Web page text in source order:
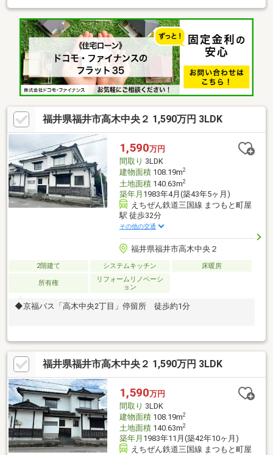
す！◇空き家バンク登録物件です◇内覧予約受付中！ぜひお問い
合わせください！
福井県福井市高木中央２ 1,590万円 3LDK
1,590万円
間取り 3LDK
建物面積108.19m2
土地面積140.63m2
築年月 1983年4月(築43年5ヶ月)
えちぜん鉄道三国線 まつもと町屋
駅 徒歩32分
その他の交通
福井県福井市高木中央２
2階建て システムキッチン 床暖房
所有権
リフォームリノベーシ
ョン
◆京福バス「高木中央2丁目」停留所 徒歩約1分
福井県福井市高木中央２ 1,590万円 3LDK
1,590万円
間取り 3LDK
建物面積108.19m2
土地面積140.63m2
築年月 1983年11月(築42年10ヶ月)
えちぜん鉄道三国線 まつもと町屋